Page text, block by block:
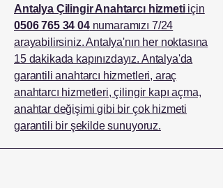
Antalya Çilingir Anahtarcı hizmetiiçin
0506 765 34 04numaramızı 7/24
arayabilirsiniz. Antalya'nın her noktasına
15 dakikada kapınızdayız. Antalya'da
garantili anahtarcı hizmetleri, araç
anahtarcı hizmetleri, çilingir kapı açma,
anahtar değişimi gibi bir çok hizmeti
garantili bir şekilde sunuyoruz.